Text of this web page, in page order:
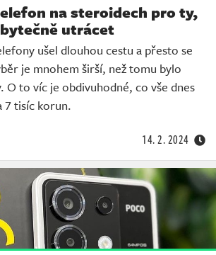
na steroidech pro ty,
utrácet
ušel dlouhou cestu a přesto se
je mnohem širší, než tomu bylo
O to víc je obdivuhodné, co vše dnes
7 tisíc korun.
14. 2. 2024